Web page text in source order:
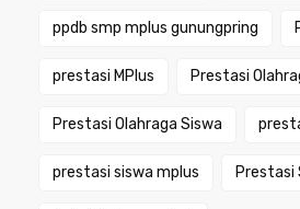
ppdb smp mplus gunungpring
prestasi MPlus Prestasi
Prestasi Olahraga Siswa
prestasi siswa mplus Prestasi